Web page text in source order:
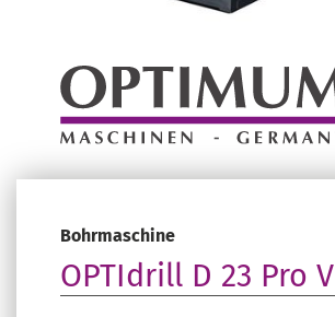
Bohrmaschine
OPTIdrill D 23 Pro V